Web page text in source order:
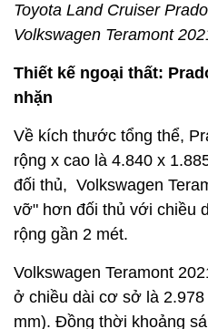
Toyota Land Cruiser
Volkswagen Teramont
Thiết kế ngoại thất:
nhặn
Về kích thước tổng thể,
rộng x cao là 4.840 x
đối thủ, Volkswagen
vỡ" hơn đối thủ với chiều
rộng gần 2 mét.
Volkswagen Teramont
ở chiều dài cơ sở là
mm). Đồng thời khoảng